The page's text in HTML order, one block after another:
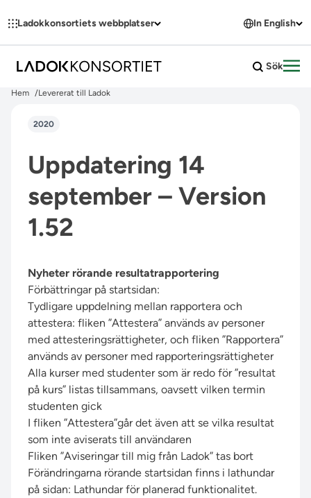
Ladokkonsortiets webbplatser In English
Sök
Hem Levererat till Ladok
2020
Uppdatering 14
september – Version
1.52
Nyheter rörande resultatrapportering
Förbättringar på startsidan:
Tydligare uppdelning mellan rapportera och
attestera: fliken ”Attestera” används av personer
med attesteringsrättigheter, och fliken ”Rapportera”
används av personer med rapporteringsrättigheter
Alla kurser med studenter som är redo för ”resultat
på kurs” listas tillsammans, oavsett vilken termin
studenten gick
I fliken ”Attestera”går det även att se vilka resultat
som inte aviserats till användaren
Fliken ”Aviseringar till mig från Ladok” tas bort
Förändringarna rörande startsidan finns i lathundar
på sidan: Lathundar för planerad funktionalitet.